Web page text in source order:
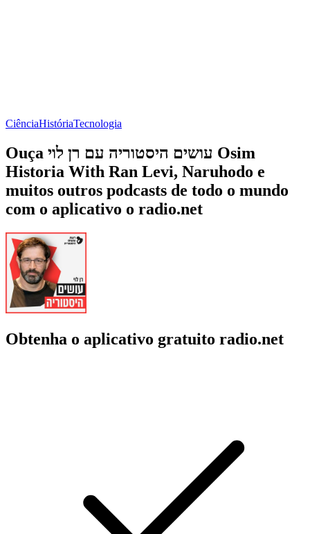
CiênciaHistóriaTecnologia
Ouça עושים היסטוריה עם רן לוי Osim
Historia With Ran Levi, Naruhodo e
muitos outros podcasts de todo o mundo
com o aplicativo o radio.net
Obtenha o aplicativo gratuito radio.net